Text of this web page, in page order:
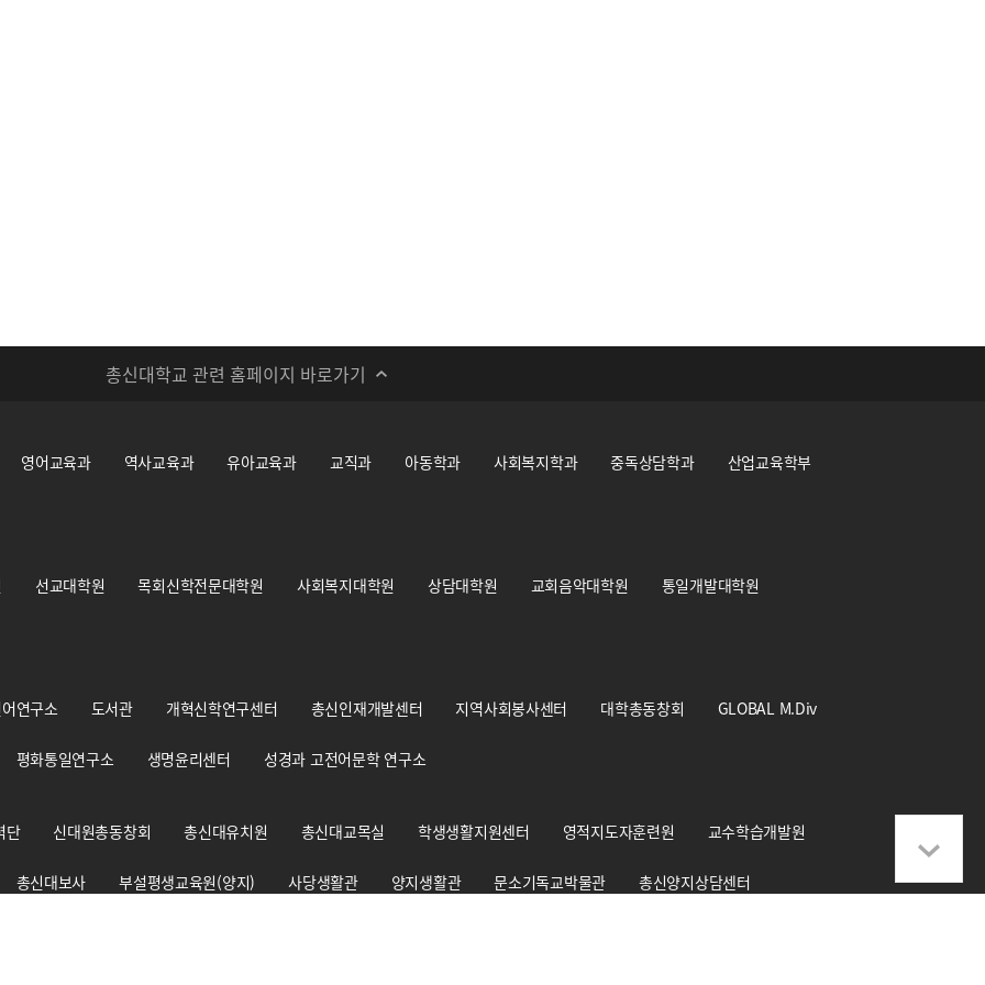
총신대학교 관련 홈페이지 바로가기
영어교육과 역사교육과 유아교육과 교직과 아동학과 사회복지학과 중독상담학과 산업교육학부
선교대학원 목회신학전문대학원 사회복지대학원 상담대학원 교회음악대학원 통일개발대학원
연구소 도서관 개혁신학연구센터 총신인재개발센터 지역사회봉사센터 대학총동창회 GLOBAL M.Div
평화통일연구소 생명윤리센터 성경과 고전어문학 연구소
단 신대원총동창회 총신대유치원 총신대교목실 학생생활지원센터 영적지도자훈련원 교수학습개발원
총신대보사 부설평생교육원(양지) 사당생활관 양지생활관 문소기독교박물관 총신양지상담센터